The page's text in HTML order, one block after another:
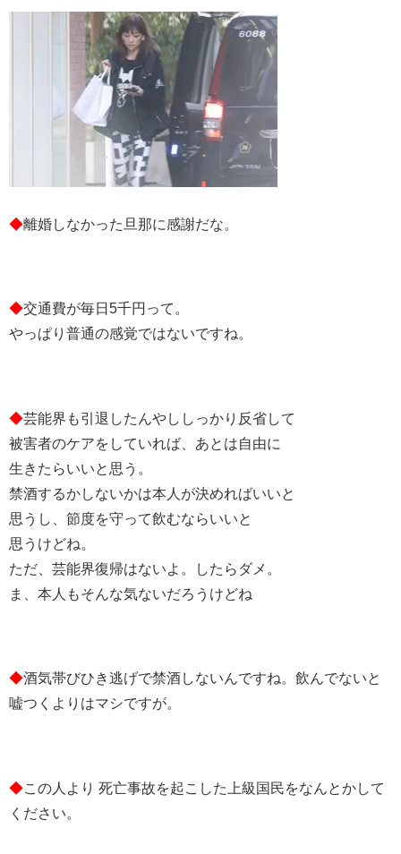
◆離婚しなかった旦那に感謝だな。
◆交通費が毎日5千円って。
やっぱり普通の感覚ではないですね。
◆芸能界も引退したんやししっかり反省して
被害者のケアをしていれば、あとは自由に
生きたらいいと思う。
禁酒するかしないかは本人が決めればいいと
思うし、節度を守って飲むならいいと
思うけどね。
ただ、芸能界復帰はないよ。したらダメ。
ま、本人もそんな気ないだろうけどね
◆酒気帯びひき逃げで禁酒しないんですね。飲んでないと
嘘つくよりはマシですが。
◆この人より 死亡事故を起こした上級国民をなんとかして
ください。